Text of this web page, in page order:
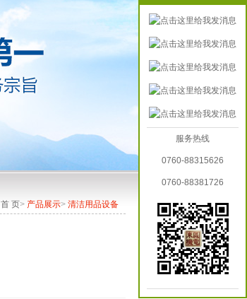
首 页> 产品展示> 清洁用品设备
服务热线
0760-88315626
0760-88381726